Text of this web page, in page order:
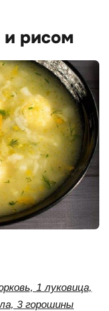
и рисом
1 луковица,
3 горошины